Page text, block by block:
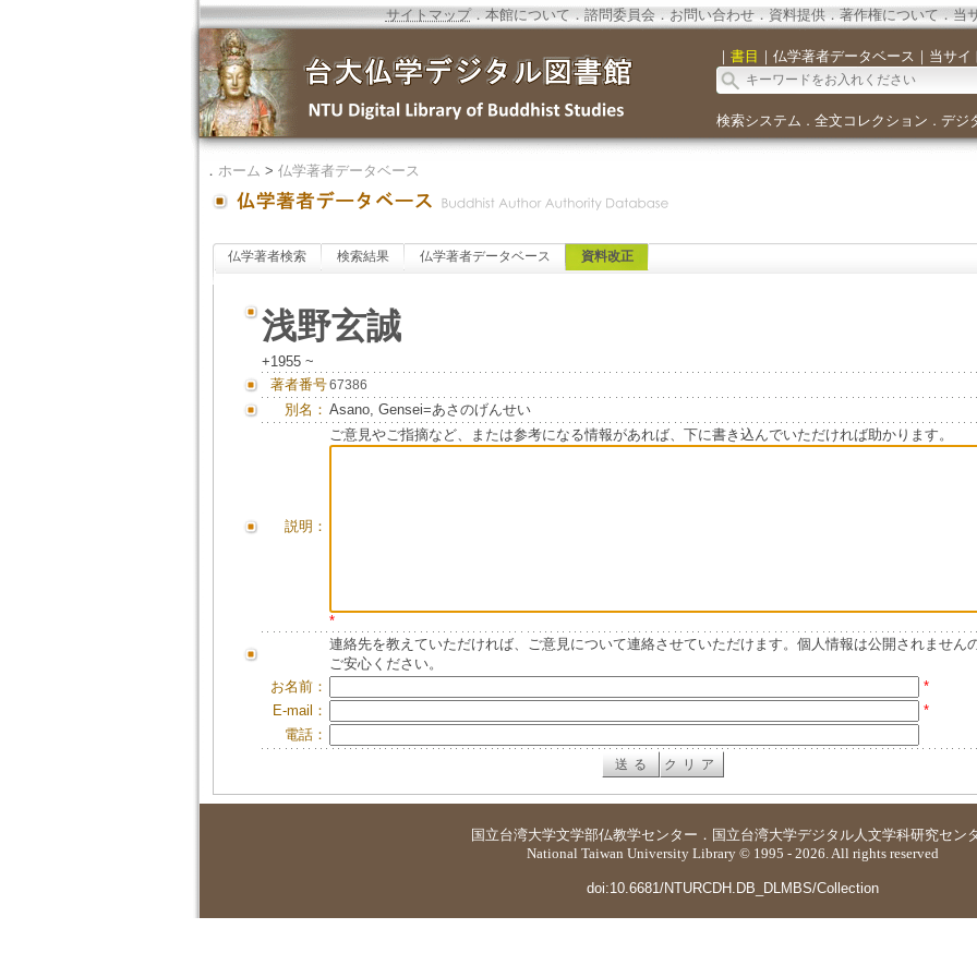
サイトマップ．本館について．諮問委員会． お問い合わせ． 資料提供．著作権について．当
｜ 書目 ｜ 仏学著者データベース ｜ 当サイ
検索システム ． 全文コレクション ． デジ
． ホーム > 仏学著者データベース
仏学著者検索 検索結果 仏学著者データベース 資料改正
浅野玄誠
+1955 ~
著者番号67386
別名： Asano, Gensei=あさのげんせい
説明：
ご意見やご指摘など、または参考になる情報があれば、下に書き込んでいただければ助かります。
*
連絡先を教えていただければ、ご意見について連絡させていただけます。個人情報は公開されません
ご安心ください。
お名前：
*
E-mail：
*
電話：
国立台湾大学文学部仏教学センター ． 国立台湾大学デジタル人文学科研究セン
National Taiwan University Library © 1995 - 2026. All rights reserved
doi:10.6681/NTURCDH.DB_DLMBS/Collection